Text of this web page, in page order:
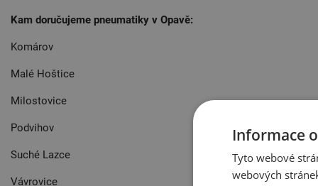
Kam doručujeme pneumatiky v Opavě:
Komárov
Malé Hoštice
Milostovice
Podvihov
Suché Lazce
Vávrovice
Informace
Tyto webové
webových